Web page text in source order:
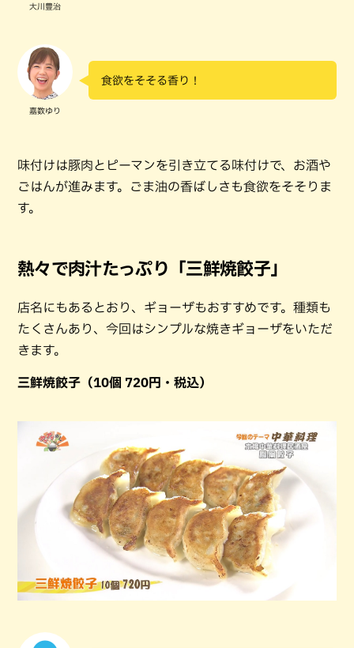
大川豊治
嘉数ゆり
食欲をそそる香り！
味付けは豚肉とピーマンを引き立てる味付けで、お酒や
ごはんが進みます。ごま油の香ばしさも食欲をそそりま
す。
熱々で肉汁たっぷり「三鮮焼餃子」
店名にもあるとおり、ギョーザもおすすめです。種類も
たくさんあり、今回はシンプルな焼きギョーザをいただ
きます。
三鮮焼餃子（10個 720円・税込）